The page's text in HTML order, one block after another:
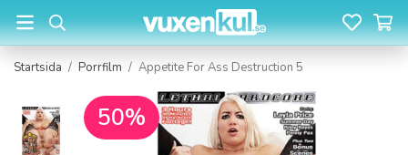
Startsida / Porrfilm / Appetite For Ass Destruction 5
50%